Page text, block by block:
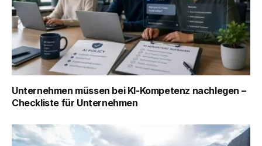
Unternehmen müssen bei KI-Kompetenz nachlegen –
Checkliste für Unternehmen